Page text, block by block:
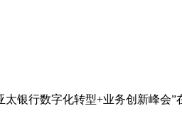
银行数字化转型+业务创新峰会”